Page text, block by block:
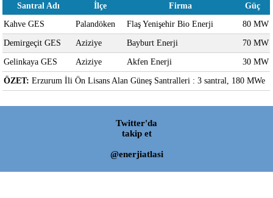
Santral Adı
İlçe Firma
Güç
Kahve GES
Palandöken Flaş Yenişehir Bio Enerji 80 MW
Demirgeçit GES Aziziye Bayburt Enerji 70 MW
Gelinkaya GES Aziziye Akfen Enerji 30 MW
ÖZET: Erzurum İli Ön Lisans Alan Güneş Santralleri : 3 santral, 180 MWe
Twitter'da
takip et
@enerjiatlasi